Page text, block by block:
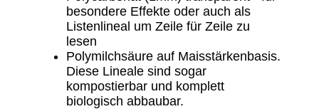
besondere Effekte oder auch als
Listenlineal um Zeile für Zeile zu
lesen
Polymilchsäure auf Maisstärkenbasis.
Diese Lineale sind sogar
kompostierbar und komplett
biologisch abbaubar.